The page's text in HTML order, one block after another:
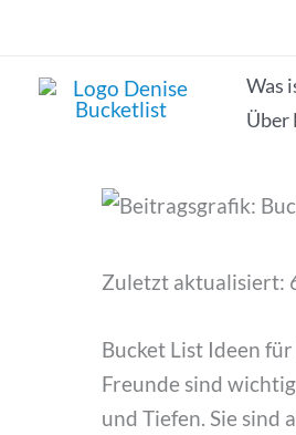
springen
Was
Über
Zuletzt aktualisiert:
Bucket List Ideen
Freunde sind
und Tiefen. Sie sind